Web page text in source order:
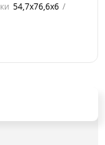
54,7x76,6x6